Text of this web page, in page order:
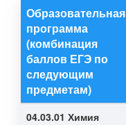
Образовательная
программа
(комбинация
баллов ЕГЭ по
следующим
предметам)
04.03.01 Химия